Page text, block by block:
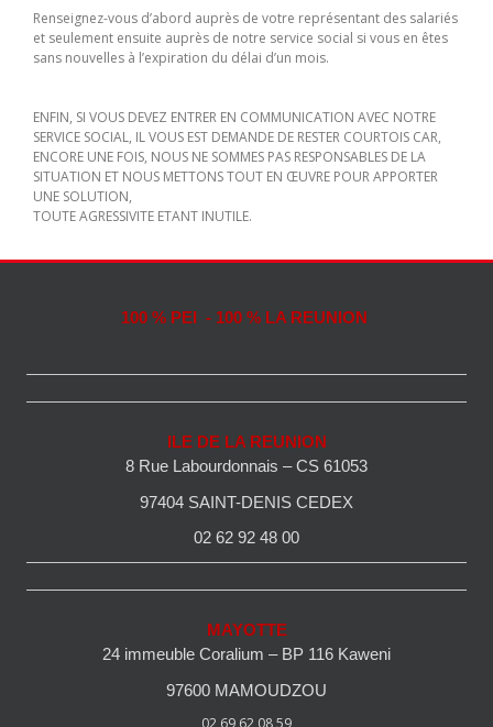
Renseignez-vous d’abord auprès de votre représentant des salariés
et seulement ensuite auprès de notre service social si vous en êtes
sans nouvelles à l’expiration du délai d’un mois.
ENFIN, SI VOUS DEVEZ ENTRER EN COMMUNICATION AVEC NOTRE
SERVICE SOCIAL, IL VOUS EST DEMANDE DE RESTER COURTOIS CAR,
ENCORE UNE FOIS, NOUS NE SOMMES PAS RESPONSABLES DE LA
SITUATION ET NOUS METTONS TOUT EN ŒUVRE POUR APPORTER
UNE SOLUTION,
TOUTE AGRESSIVITE ETANT INUTILE.
100 % PEI - 100 % LA REUNION
ILE DE LA REUNION
8 Rue Labourdonnais – CS 61053
97404 SAINT-DENIS CEDEX
02 62 92 48 00
MAYOTTE
24 immeuble Coralium – BP 116 Kaweni
97600 MAMOUDZOU
02 69 62 08 59